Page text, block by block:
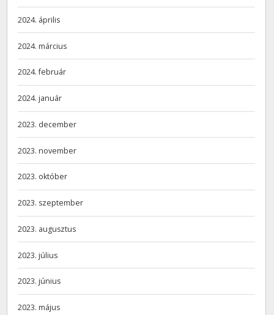
2024. április
2024. március
2024. február
2024. január
2023. december
2023. november
2023. október
2023. szeptember
2023. augusztus
2023. július
2023. június
2023. május